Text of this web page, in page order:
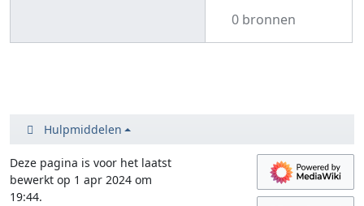
0 bronnen
Hulpmiddelen
Deze pagina is voor het laatst
bewerkt op 1 apr 2024 om
19:44.